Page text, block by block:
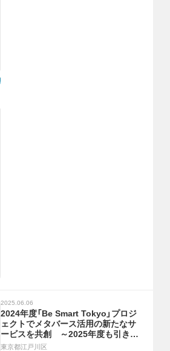
2025.06.06
2024年度「Be Smart Tokyo」プロジ
ェクトでメタバース活用の新たなサ
ービスを共創 ～2025年度も引き続
き課題解決と価値創出に取り組む～
東京都江戸川区